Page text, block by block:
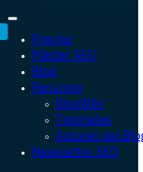
Precios
Máster SEO
Blog
Recursos
DinoWiki
Tutoriales
Autores del
Newsletter SEO